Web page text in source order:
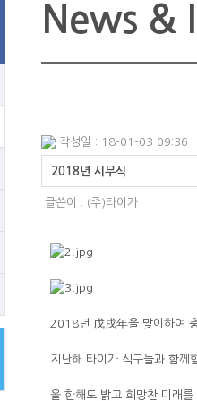
News &
작성일 : 18-01-03 09:36
2018년 시무식
글쓴이 : (주)타이가
2018년 戊戌年을 맞이하여
지난해 타이가 식구들과 함
올 한해도 밝고 희망찬 미래